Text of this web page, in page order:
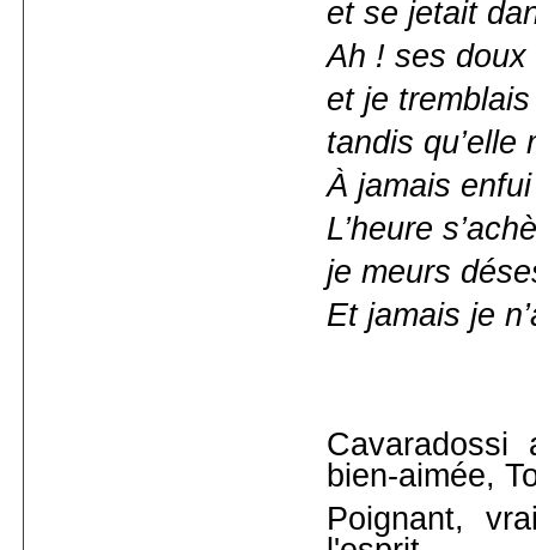
et se jetait
Ah ! ses
et je tremblais
tandis
À jamais
L’heure
je meurs
Et jamais je
bien-aimée,
Poignant,